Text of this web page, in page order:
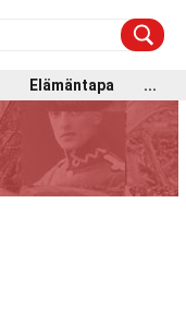
Elämäntapa ...